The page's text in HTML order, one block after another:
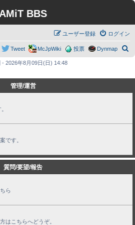
AMiT BBS
ログイン
ユーザー登録
Dynmap
投票
McJpWiki
Tweet
- 2026年8月09日(日) 14:48
管理/運営
です。
質問/要望/報告
ら
はこちらへどうぞ。